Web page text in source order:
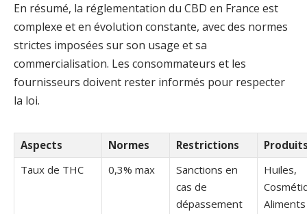
En résumé, la réglementation du CBD en France est
complexe et en évolution constante, avec des normes
strictes imposées sur son usage et sa
commercialisation. Les consommateurs et les
fournisseurs doivent rester informés pour respecter
la loi.
Aspects Normes Restrictions
Taux de THC
0,3% max
Sanctions en
cas de
dépassement
Huiles,
Aliments